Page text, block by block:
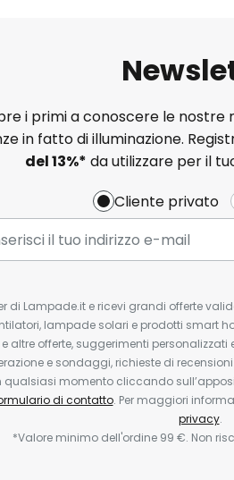
i primi a conoscere le
in fatto di illuminazione.
del13%* da utilizzare per il
Cliente privato
di Lampade.it e ricevi grandi offerte
lampade solari e prodotti smart
altre offerte, suggerimenti
e sondaggi, richieste di
momento cliccando
di contatto. Per maggiori
privacy.
*Valore minimo dell'ordine 99 €. Non